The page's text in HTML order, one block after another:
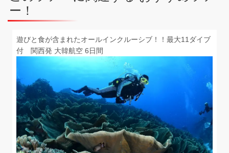
ー！
遊びと食が含まれたオールインクルーシブ！！最大11ダイブ
付 関西発 大韓航空 6日間